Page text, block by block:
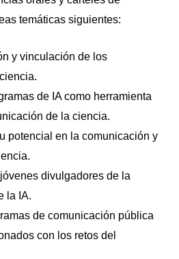
temáticas siguientes:
y vinculación de los
de IA como herramienta
de la ciencia.
potencial en la comunicación y
divulgadores de la
la IA.
de comunicación pública
con los retos del